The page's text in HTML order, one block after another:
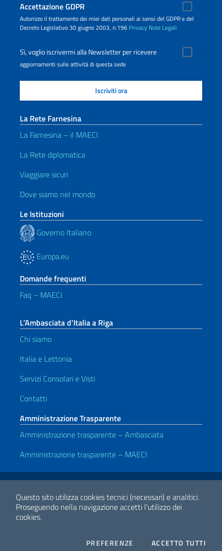
Questo sito utilizza cookies tecnici (necessari) e analitici.
Proseguendo nella navigazione accetti l'utilizzo dei
cookies.
PREFERENZE COOKIESACCETTO TUTTI
Accettazione GDPR
Autorizzo il trattamento dei miei dati personali ai sensi del GDPR e del
Decreto Legislativo 30 giugno 2003, n.196 Privacy Note Legali
Sì, voglio iscrivermi alla Newsletter per ricevere
aggiornamenti sulle attività di questa sede
La Rete Farnesina
La Farnesina – il MAECI
La Rete diplomatica
Viaggiare sicuri
Dove siamo nel mondo
Le Istituzioni
Governo Italiano
Europa.eu
Domande frequenti
Faq – MAECI
L’Ambasciata d’Italia a Riga
Chi siamo
Italia e Lettonia
Servizi Consolari e Visti
Contatti
Amministrazione Trasparente
Amministrazione trasparente – Ambasciata
Amministrazione trasparente – MAECI
Link Utili